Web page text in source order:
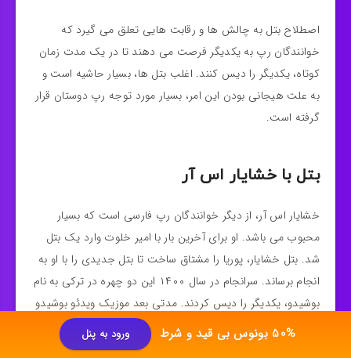
اصطلاح بتل به چالش ها و رقابت هایی تعلق می گیرد که
خوانندگان رپ به یکدیگر فرصت می دهند تا در یک مدت زمان
کوتاه، یکدیگر را دیس کنند. اغلب بتل ها، بسیار حاشیه است و
به علت هیجانی بودن این امر، بسیار مورد توجه رپ دوستان قرار
گرفته است.
بتل با خشایار اس آر
خشایار اس آر، از دیگر خوانندگان رپ فارسی است که بسیار
محبوب می باشد. او برای آخرین بار با امیر خلوت وارد یک بتل
شد. بتل خشایار، پوریا را مشتاق ساخت تا بتل جدیدی را با او به
انجام برساند. سرانجام در سال ۱۴۰۰ این دو چهره در ترکی به نام
بوشیدو، یکدیگر را دیس کردند. مدتی بعد موزیک ویدئو بوشیدو
نیز بدون هیچ حاشیه ای ساخته شد.
50% بونوس بی قید و شرط ورود به پنل